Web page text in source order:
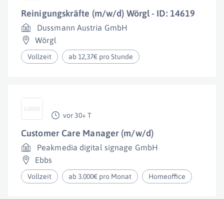
Reinigungskräfte (m/w/d) Wörgl - ID: 14619
Dussmann Austria GmbH
Wörgl
Vollzeit ab 12,37€ pro Stunde
vor 30+ T
Customer Care Manager (m/w/d)
Peakmedia digital signage GmbH
Ebbs
Vollzeit ab 3.000€ pro Monat Homeoffice